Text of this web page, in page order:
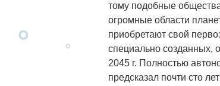
тому подобные
огромные области
приобретают свой
специально созданных,
2045 г. Полностью
предсказал почти сто